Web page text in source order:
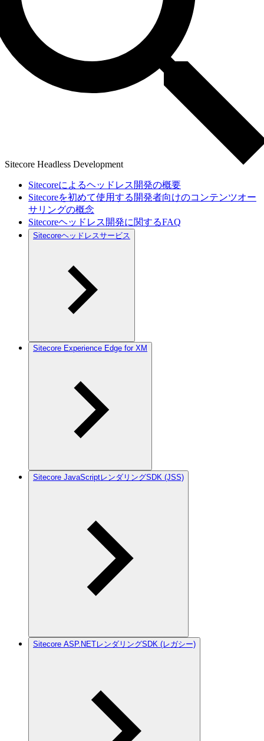
Sitecore Headless Development
Sitecoreによるヘッドレス開発の概要
Sitecoreを初めて使用する開発者向けのコンテンツオー
サリングの概念
Sitecoreヘッドレス開発に関するFAQ
Sitecoreヘッドレスサービス
Sitecore Experience Edge for XM
Sitecore JavaScriptレンダリングSDK (JSS)
Sitecore ASP.NETレンダリングSDK (レガシー)